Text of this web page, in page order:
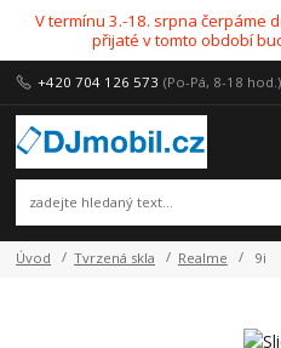
V termínu 3.-18. srpna čerpáme
přijaté v tomto období
+420 704 126 573 (Po-Pá, 8-18 hod.)
Úvod Tvrzená skla Realme 9i